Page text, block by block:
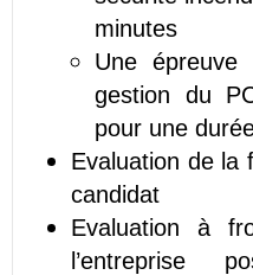
minutes
Une
gestion du
pour une
Evaluation de la
candidat
Evaluation à
l’entreprise